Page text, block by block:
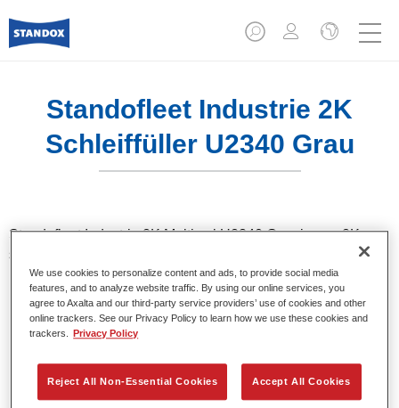
Standofleet Industrie 2K
Schleiffüller U2340 Grau
Standofleet Industrie 2K Multicryl U2340 Grey is een 2K-
schuurfiller op basis van polyacrylaat harsen.
Product- eigenschappen
Biedt hoge corrosiebescherming dankzij haar zinkfosfaat
gehalte.
Eenvoudig te schuren.
Kan als filler (40-50μ) en high build-filler gebruikt worden.
We use cookies to personalize content and ads, to provide social media
features, and to analyze website traffic. By using our online services, you
agree to Axalta and our third-party service providers’ use of cookies and other
online trackers. See our Privacy Policy to learn how we use these cookies and
trackers.
Privacy Policy
Reject All Non-Essential Cookies Accept All Cookies